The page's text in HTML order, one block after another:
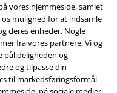
vores hjemmeside, samlet
mulighed for at indsamle
deres enheder. Nogle
fra vores partnere. Vi og
pålideligheden og
og tilpasse din
til markedsføringsformål